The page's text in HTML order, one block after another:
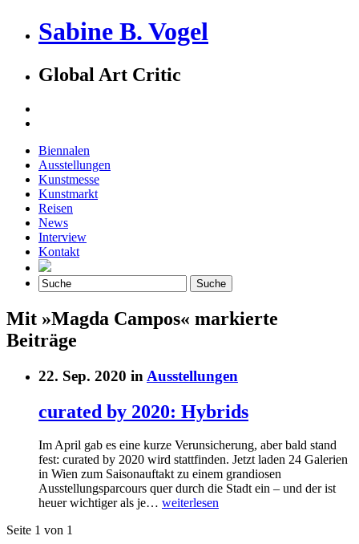
Sabine B. Vogel
Global Art Critic
Biennalen
Ausstellungen
Kunstmesse
Kunstmarkt
Reisen
News
Interview
Kontakt
Mit »Magda Campos« markierte
Beiträge
22. Sep. 2020 in Ausstellungen
curated by 2020: Hybrids
Im April gab es eine kurze Verunsicherung, aber bald stand
fest: curated by 2020 wird stattfinden. Jetzt laden 24 Galerien
in Wien zum Saisonauftakt zu einem grandiosen
Ausstellungsparcours quer durch die Stadt ein – und der ist
heuer wichtiger als je… weiterlesen
Seite 1 von 1